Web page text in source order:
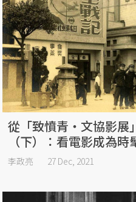
從「致憤青・文協影展
（下）：看電影成為
李政亮 27 Dec, 2021